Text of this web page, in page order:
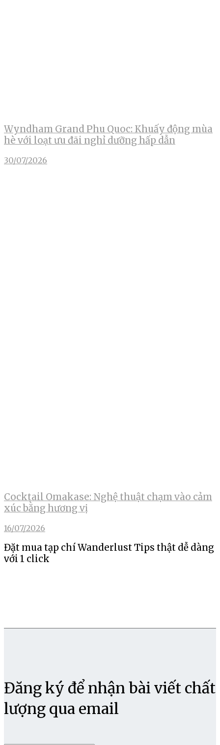
Wyndham Grand Phu Quoc: Khuấy động mùa
hè với loạt ưu đãi nghỉ dưỡng hấp dẫn
30/07/2026
Cocktail Omakase: Nghệ thuật chạm vào cảm
xúc bằng hương vị
16/07/2026
Đặt mua tạp chí Wanderlust Tips thật dễ dàng
với 1 click
Đăng ký để nhận bài viết chất
lượng qua email